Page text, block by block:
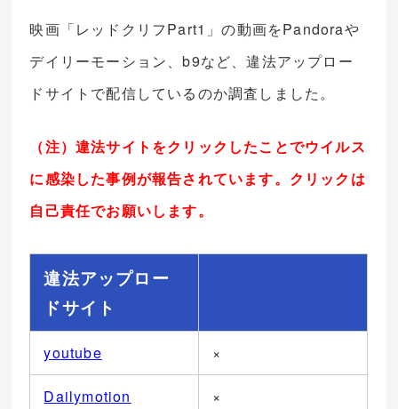
映画「レッドクリフPart1」の動画をPandoraや
デイリーモーション、b9など、違法アップロー
ドサイトで配信しているのか調査しました。
（注）違法サイトをクリックしたことでウイルス
に感染した事例が報告されています。クリックは
自己責任でお願いします。
違法アップロー
ドサイト
youtube ×
Dailymotion ×